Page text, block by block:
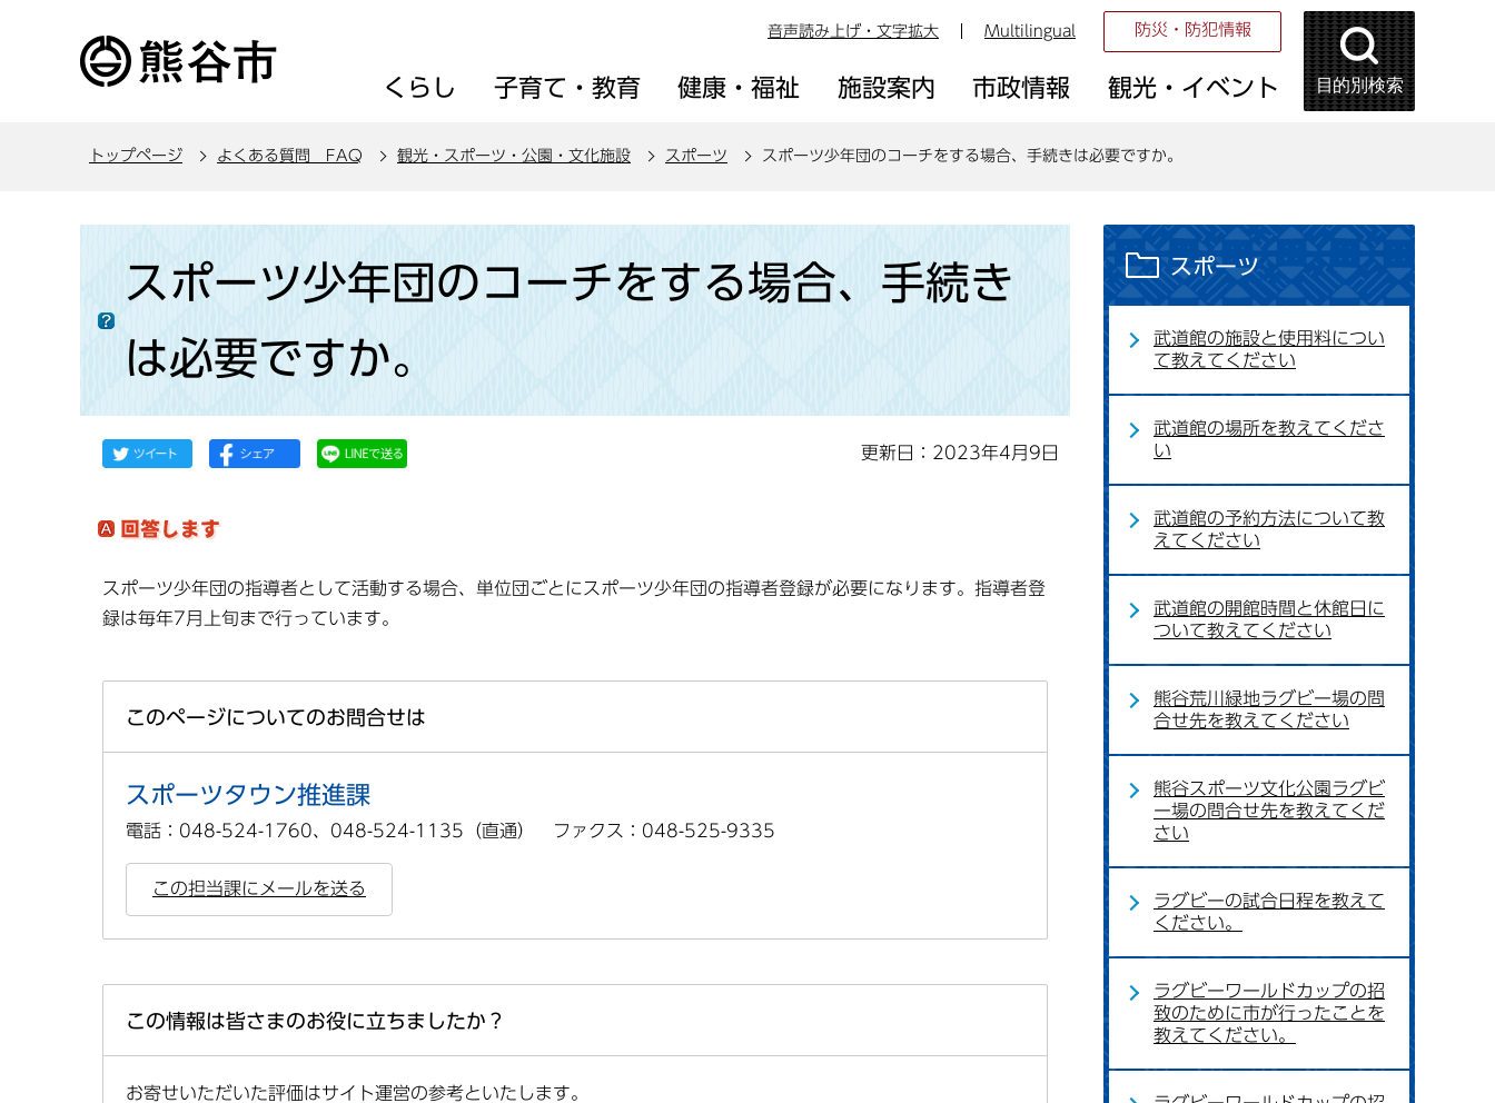
音声読み上げ・文字拡大 Multilingual 防災・防犯情報
くらし 子育て・教育 健康・福祉 施設案内 市政情報 観光・イベント 目的別検索
トップページ よくある質問 FAQ 観光・スポーツ・公園・文化施設 スポーツ スポーツ少年団のコーチをする場合、手続きは必要ですか。
スポーツ少年団のコーチをする場合、手続き
は必要ですか。
更新日：2023年4月9日
スポーツ少年団の指導者として活動する場合、単位団ごとにスポーツ少年団の指導者登録が必要になります。指導者登
録は毎年7月上旬まで行っています。
このページについてのお問合せは
スポーツタウン推進課
電話：048-524-1760、048-524-1135（直通） ファクス：048-525-9335
この担当課にメールを送る
この情報は皆さまのお役に立ちましたか？
お寄せいただいた評価はサイト運営の参考といたします。
スポーツ
武道館の施設と使用料につい
て教えてください
武道館の場所を教えてくださ
い
武道館の予約方法について教
えてください
武道館の開館時間と休館日に
ついて教えてください
熊谷荒川緑地ラグビー場の問
合せ先を教えてください
熊谷スポーツ文化公園ラグビ
ー場の問合せ先を教えてくだ
さい
ラグビーの試合日程を教えて
ください。
ラグビーワールドカップの招
致のために市が行ったことを
教えてください。